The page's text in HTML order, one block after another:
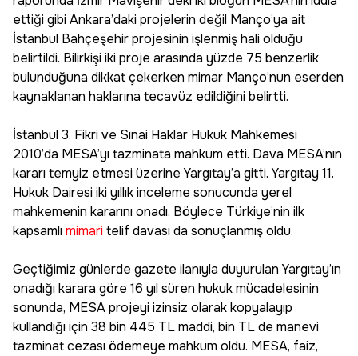
ettiği gibi Ankara’daki projelerin değil Manço’ya ait
İstanbul Bahçeşehir projesinin işlenmiş hali olduğu
belirtildi. Bilirkişi iki proje arasında yüzde 75 benzerlik
bulunduğuna dikkat çekerken mimar Manço’nun eserden
kaynaklanan haklarına tecavüz edildiğini belirtti.
İstanbul 3. Fikri ve Sınai Haklar Hukuk Mahkemesi
2010’da MESA’yı tazminata mahkum etti. Dava MESA’nın
kararı temyiz etmesi üzerine Yargıtay’a gitti. Yargıtay 11.
Hukuk Dairesi iki yıllık inceleme sonucunda yerel
mahkemenin kararını onadı. Böylece Türkiye’nin ilk
kapsamlımimaritelif davası da sonuçlanmış oldu.
Geçtiğimiz günlerde gazete ilanıyla duyurulan Yargıtay’ın
onadığı karara göre 16 yıl süren hukuk mücadelesinin
sonunda, MESA projeyi izinsiz olarak kopyalayıp
kullandığı için 38 bin 445 TL maddi, bin TL de manevi
tazminat cezası ödemeye mahkum oldu. MESA, faiz,